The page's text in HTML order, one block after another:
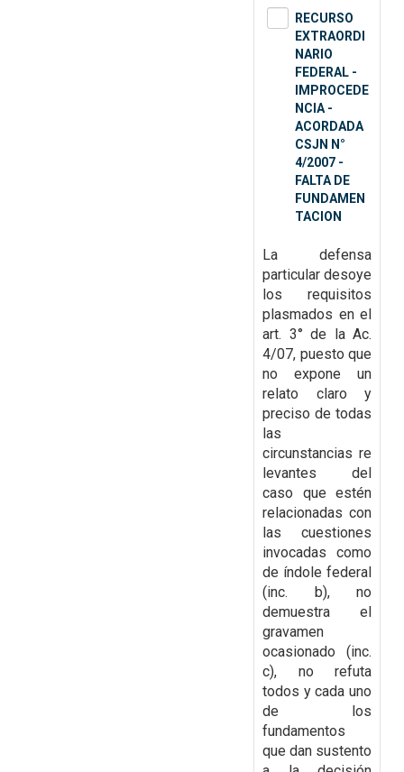
RECURSO
EXTRAORDI
NARIO
FEDERAL -
IMPROCEDE
NCIA -
ACORDADA
CSJN N°
4/2007 -
FALTA DE
FUNDAMEN
TACION
La defensa
particular desoye
los requisitos
plasmados en el
art. 3° de la Ac.
4/07, puesto que
no expone un
relato claro y
preciso de todas
las
circunstancias re
levantes del
caso que estén
relacionadas con
las cuestiones
invocadas como
de índole federal
(inc. b), no
demuestra el
gravamen
ocasionado (inc.
c), no refuta
todos y cada uno
de
los
fundamentos
que dan sustento